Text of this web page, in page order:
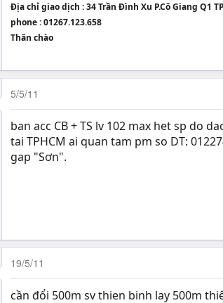
Địa chỉ giao dịch : 34 Trần Đình Xu P.Cô Giang Q1
phone : 01267.123.658
Thân chào
5/5/11
ban acc CB + TS lv 102 max het sp do
tai TPHCM ai quan tam pm so DT:
gap "Sơn".
19/5/11
cần đổi 500m sv thien binh lay 500m